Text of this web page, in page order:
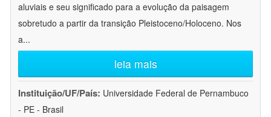
aluviais e seu significado para a evolução da paisagem
sobretudo a partir da transição Pleistoceno/Holoceno. Nos
a...
leia mais
Instituição/UF/País: Universidade Federal de Pernambuco
- PE - Brasil